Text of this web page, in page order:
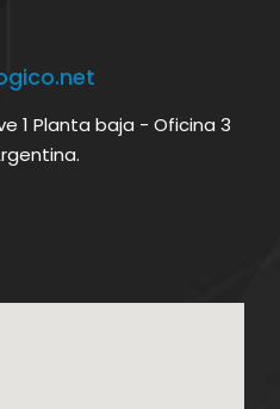
1 Planta baja - Oficina 3